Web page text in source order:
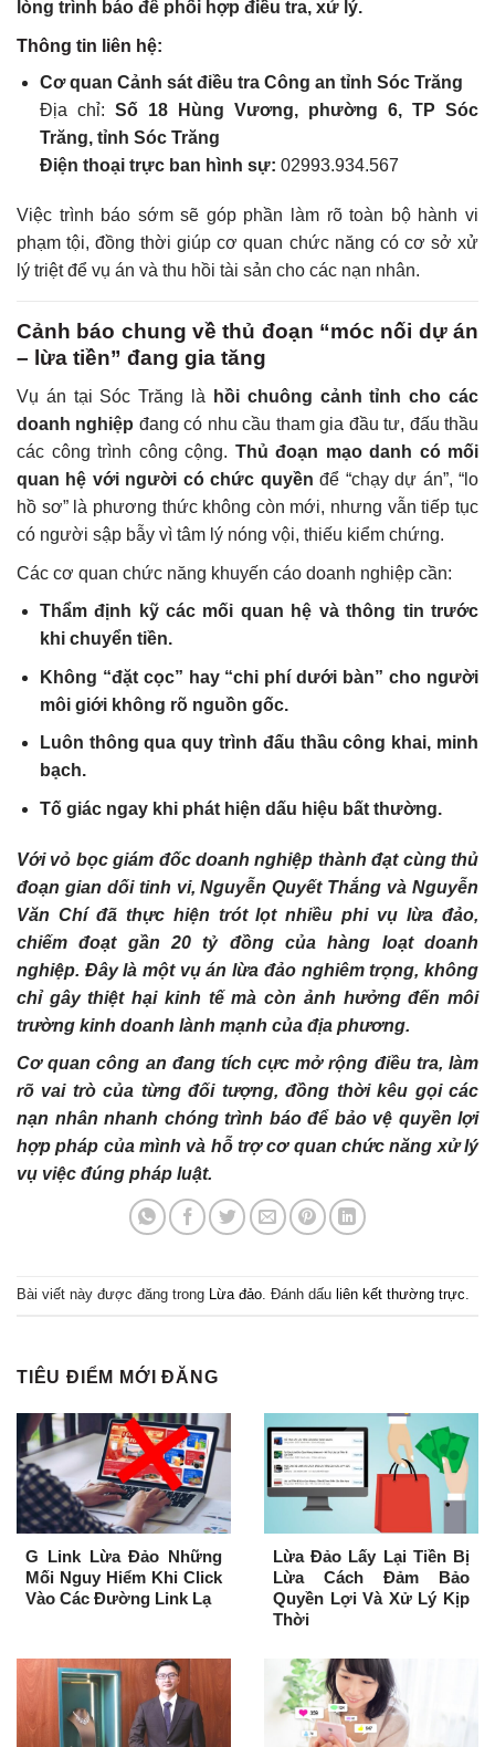
lòng trình báo để phối hợp điều tra, xử lý.
Thông tin liên hệ:
Cơ quan Cảnh sát điều tra Công an tỉnh Sóc Trăng
Địa chỉ: Số 18 Hùng Vương, phường 6, TP Sóc
Trăng, tỉnh Sóc Trăng
Điện thoại trực ban hình sự: 02993.934.567
Việc trình báo sớm sẽ góp phần làm rõ toàn bộ hành vi
phạm tội, đồng thời giúp cơ quan chức năng có cơ sở xử
lý triệt để vụ án và thu hồi tài sản cho các nạn nhân.
Cảnh báo chung về thủ đoạn “móc nối dự án
– lừa tiền” đang gia tăng
Vụ án tại Sóc Trăng là
hồi chuông cảnh tỉnh cho các
doanh nghiệp đang có nhu cầu tham gia đầu tư, đấu thầu
các công trình công cộng. Thủ đoạn mạo danh có mối
quan hệ với người có chức quyền để “chạy dự án”, “lo
hồ sơ” là phương thức không còn mới, nhưng vẫn tiếp tục
có người sập bẫy vì tâm lý nóng vội, thiếu kiểm chứng.
Các cơ quan chức năng khuyến cáo doanh nghiệp cần:
Thẩm định kỹ các mối quan hệ và thông tin trước
khi chuyển tiền.
Không “đặt cọc” hay “chi phí dưới bàn” cho người
môi giới không rõ nguồn gốc.
Luôn thông qua quy trình đấu thầu công khai, minh
bạch.
Tố giác ngay khi phát hiện dấu hiệu bất thường.
Với vỏ bọc giám đốc doanh nghiệp thành đạt cùng thủ
đoạn gian dối tinh vi, Nguyễn Quyết Thắng và Nguyễn
Văn Chí đã thực hiện trót lọt nhiều phi vụ lừa đảo,
chiếm đoạt gần 20 tỷ đồng của hàng loạt doanh
nghiệp. Đây là một vụ án lừa đảo nghiêm trọng, không
chỉ gây thiệt hại kinh tế mà còn ảnh hưởng đến môi
trường kinh doanh lành mạnh của địa phương.
Cơ quan công an đang tích cực mở rộng điều tra, làm
rõ vai trò của từng đối tượng, đồng thời kêu gọi các
nạn nhân nhanh chóng trình báo để bảo vệ quyền lợi
hợp pháp của mình và hỗ trợ cơ quan chức năng xử lý
vụ việc đúng pháp luật.
Bài viết này được đăng trong Lừa đảo. Đánh dấu liên kết thường trực.
TIÊU ĐIỂM MỚI ĐĂNG
G Link Lừa Đảo Những
Mối Nguy Hiểm Khi Click
Vào Các Đường Link Lạ
Lừa Đảo Lấy Lại Tiền Bị
Lừa Cách Đảm Bảo
Quyền Lợi Và Xử Lý Kịp
Thời